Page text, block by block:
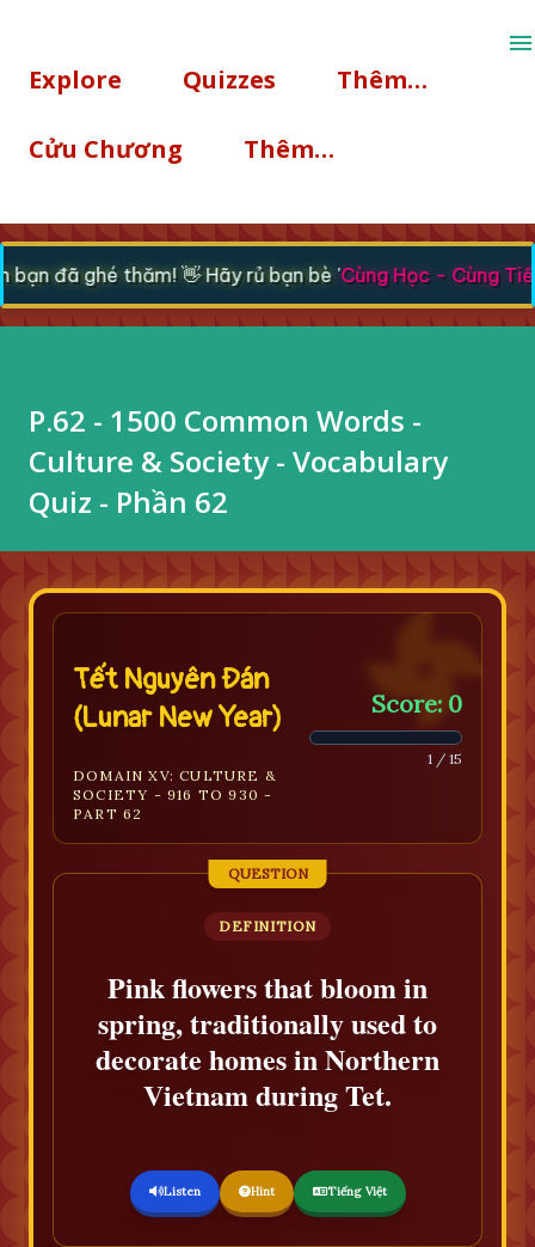
Explore Quizzes Thêm…
Cửu Chương Thêm…
đã ghé thăm! 👋 Hãy rủ bạn bè 'Cùng Học - Cùng Tiến
P.62 - 1500 Common Words -
Culture & Society - Vocabulary
Quiz - Phần 62
Tết Nguyên Đán
(Lunar New Year)
DOMAIN XV: CULTURE &
SOCIETY - 916 TO 930 -
PART 62
Score: 0
1 / 15
QUESTION
DEFINITION
Pink flowers that bloom in
spring, traditionally used to
decorate homes in Northern
Vietnam during Tet.
Listen Hint Tiếng Việt